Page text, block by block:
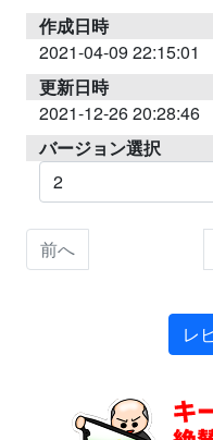
作成日時
2021-04-09 22:15:01
更新日時
2021-12-26 20:28:46
バージョン選択
前へ
レ